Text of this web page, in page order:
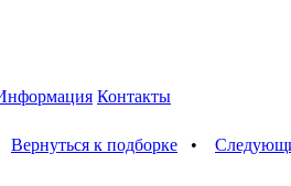
Контакты
Вернуться к подборке •